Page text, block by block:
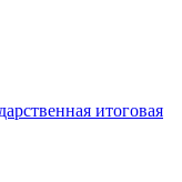
итоговая